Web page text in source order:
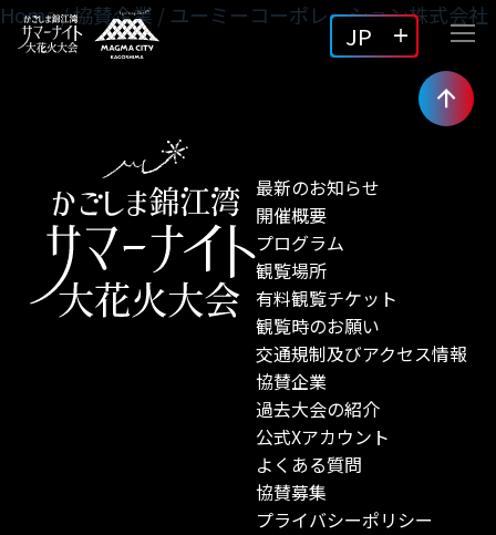
JP
Home/協賛企業 / ユーミーコーポレーション株式会社
最新のお知らせ
開催概要
プログラム
観覧場所
有料観覧チケット
観覧時のお願い
交通規制及びアクセス情報
協賛企業
過去大会の紹介
公式Xアカウント
よくある質問
協賛募集
プライバシーポリシー